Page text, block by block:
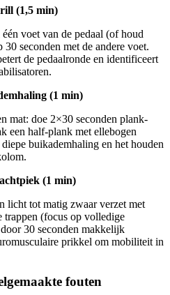
(1,5 min)
voet van de pedaal (of houd
30 seconden met de andere voet.
de pedaalronde en identificeert
(1 min)
mat: doe 2×30 seconden plank-
een half-plank met ellebogen
buikademhaling en het houden
(1 min)
licht tot matig zwaar verzet met
trappen (focus op volledige
30 seconden makkelijk
prikkel om mobiliteit in
fouten